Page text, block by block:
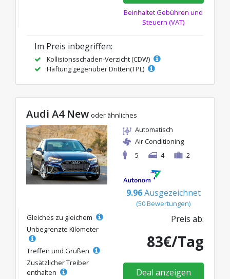
Beinhaltet Gebühren und
Steuern (VAT)
Im Preis inbegriffen:
Kollisionsschaden-Verzicht (CDW)
Haftung gegenüber Dritten(TPL)
Audi A4 New oder ähnliches
Automatisch
Air Conditioning
5
4 2
9.96 Ausgezeichnet
(50 Bewertungen)
Gleiches zu gleichem
Unbegrenzte Kilometer
Treffen und Grüßen
Zusätzlicher Treiber
enthalten
Preis ab:
83€/Tag
Deal anzeigen